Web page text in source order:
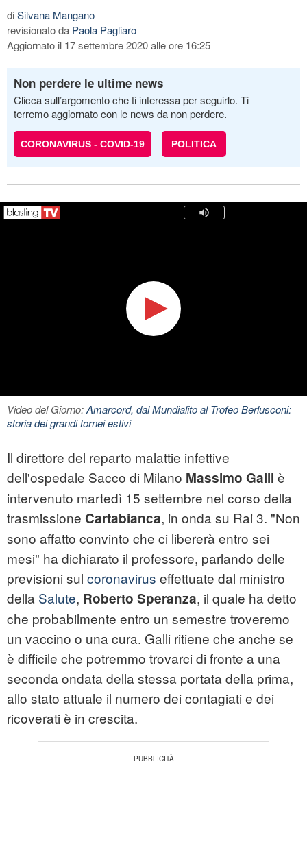
diSilvana Mangano
revisionato da Paola Pagliaro
Aggiornato il 17 settembre 2020 alle ore 16:25
Non perdere le ultime news
Clicca sull’argomento che ti interessa per seguirlo. Ti
terremo aggiornato con le news da non perdere.
CORONAVIRUS - COVID-19 POLITICA
Video del Giorno:Amarcord, dal Mundialito al Trofeo Berlusconi:
storia dei grandi tornei estivi
Il direttore del reparto malattie infettive
dell'ospedale Sacco di Milano Massimo Galli è
intervenuto martedì 15 settembre nel corso della
trasmissione Cartabianca, in onda su Rai 3. "Non
sono affatto convinto che ci libererà entro sei
mesi" ha dichiarato il professore, parlando delle
previsioni sul coronavirus effettuate dal ministro
della Salute, Roberto Speranza, il quale ha detto
che probabilmente entro un semestre troveremo
un vaccino o una cura. Galli ritiene che anche se
è difficile che potremmo trovarci di fronte a una
seconda ondata della stessa portata della prima,
allo stato attuale il numero dei contagiati e dei
ricoverati è in crescita.